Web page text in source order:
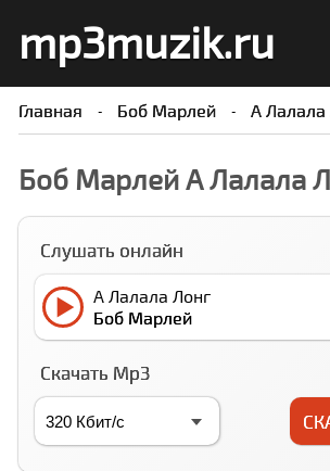
mp3muzik.ru
Главная Боб Марлей А Лалала
Боб Марлей А Лалала
Слушать онлайн
А Лалала Лонг
Боб Марлей
Скачать Mp3